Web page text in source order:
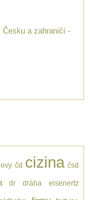
Česku a zahraničí -
čd cizina čsd
dr dráha eisenertz